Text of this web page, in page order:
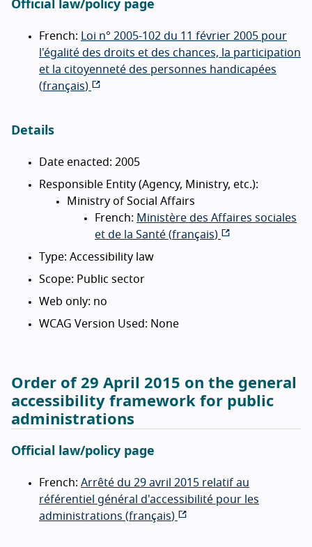
Official law/policy page
French:
Loi n° 2005-102 du 11 février 2005 pour
l'égalité des droits et des chances, la participation
et la citoyenneté des personnes handicapées
(français)
Details
Date enacted: 2005
Responsible Entity (Agency, Ministry, etc.):
Ministry of Social Affairs
French: Ministère des Affaires sociales
et de la Santé (français)
Type: Accessibility law
Scope: Public sector
Web only: no
WCAG Version Used: None
Order of 29 April 2015 on the general
accessibility framework for public
administrations
Official law/policy page
French: Arrêté du 29 avril 2015 relatif au
référentiel général d'accessibilité pour les
administrations (français)